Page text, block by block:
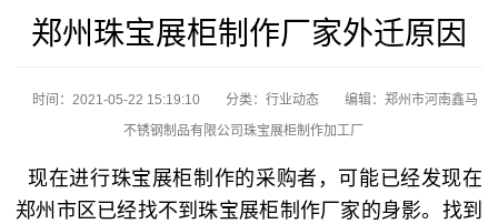
郑州珠宝展柜制作厂家外迁原因
时间：2021-05-22 15:19:10 分类： 行业动态
编辑：郑州市河南鑫马
不锈钢制品有限公司珠宝展柜制作加工厂
现在进行珠宝展柜制作的采购者，可能已经发现在
郑州市区已经找不到珠宝展柜制作厂家的身影。找到